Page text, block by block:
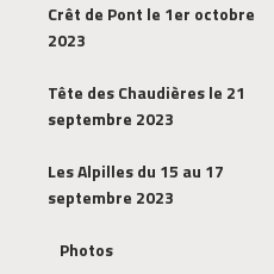
Crêt de Pont le 1er octobre
2023
Tête des Chaudières le 21
septembre 2023
Les Alpilles du 15 au 17
septembre 2023
Photos